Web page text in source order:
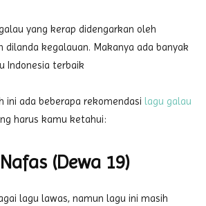
yang kerap didengarkan oleh
dilanda kegalauan. Makanya ada banyak
Indonesia terbaik
ini ada beberapa rekomendasi lagu galau
harus kamu ketahui:
(Dewa 19)
lagu lawas, namun lagu ini masih